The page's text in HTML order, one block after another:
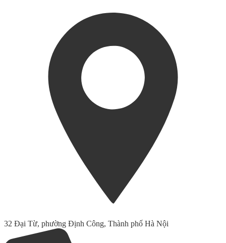
32 Đại Từ, phường Định Công, Thành phố Hà Nội